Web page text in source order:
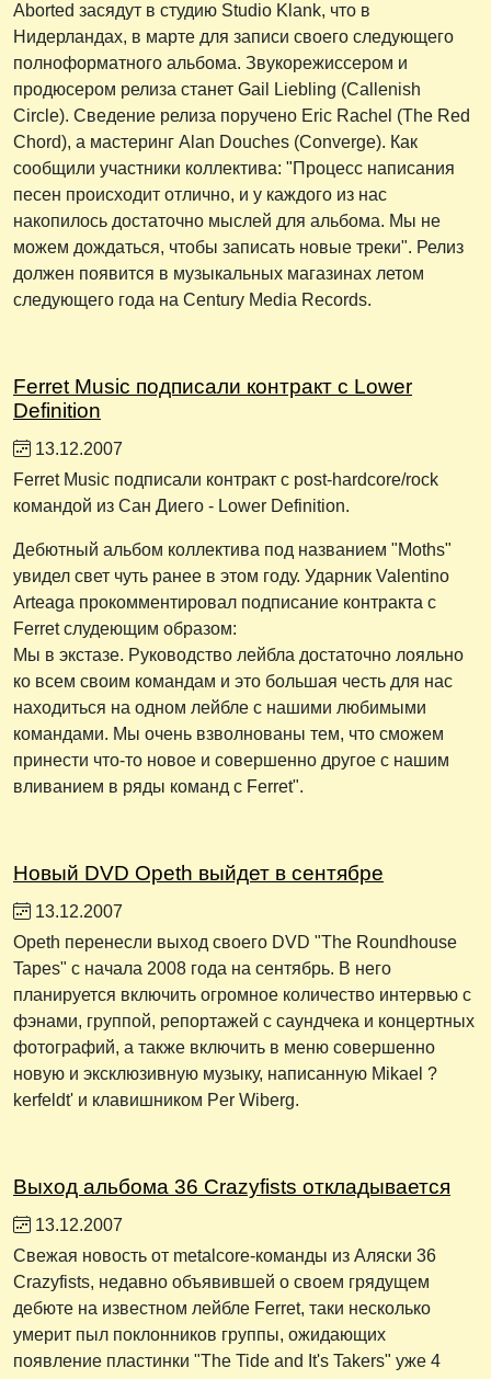
Aborted засядут в студию Studio Klank, что в
Нидерландах, в марте для записи своего следующего
полноформатного альбома. Звукорежиссером и
продюсером релиза станет Gail Liebling (Callenish
Circle). Сведение релиза поручено Eric Rachel (The Red
Chord), а мастеринг Alan Douches (Converge). Как
сообщили участники коллектива: "Процесс написания
песен происходит отлично, и у каждого из нас
накопилось достаточно мыслей для альбома. Мы не
можем дождаться, чтобы записать новые треки". Релиз
должен появится в музыкальных магазинах летом
следующего года на Century Media Records.
Ferret Music подписали контракт с Lower
Definition
13.12.2007
Ferret Music подписали контракт с post-hardcore/rock
командой из Сан Диего - Lower Definition.
Дебютный альбом коллектива под названием "Moths"
увидел свет чуть ранее в этом году. Ударник Valentino
Arteaga прокомментировал подписание контракта с
Ferret слудеющим образом:
Мы в экстазе. Руководство лейбла достаточно лояльно
ко всем своим командам и это большая честь для нас
находиться на одном лейбле с нашими любимыми
командами. Мы очень взволнованы тем, что сможем
принести что-то новое и совершенно другое с нашим
вливанием в ряды команд с Ferret".
Новый DVD Opeth выйдет в сентябре
13.12.2007
Opeth перенесли выход своего DVD "The Roundhouse
Tapes" с начала 2008 года на сентябрь. В него
планируется включить огромное количество интервью с
фэнами, группой, репортажей с саундчека и концертных
фотографий, а также включить в меню совершенно
новую и эксклюзивную музыку, написанную Mikael ?
kerfeldt' и клавишником Per Wiberg.
Выход альбома 36 Crazyfists откладывается
13.12.2007
Свежая новость от metalcore-команды из Аляски 36
Crazyfists, недавно объявившей о своем грядущем
дебюте на известном лейбле Ferret, таки несколько
умерит пыл поклонников группы, ожидающих
появление пластинки "The Tide and It's Takers" уже 4